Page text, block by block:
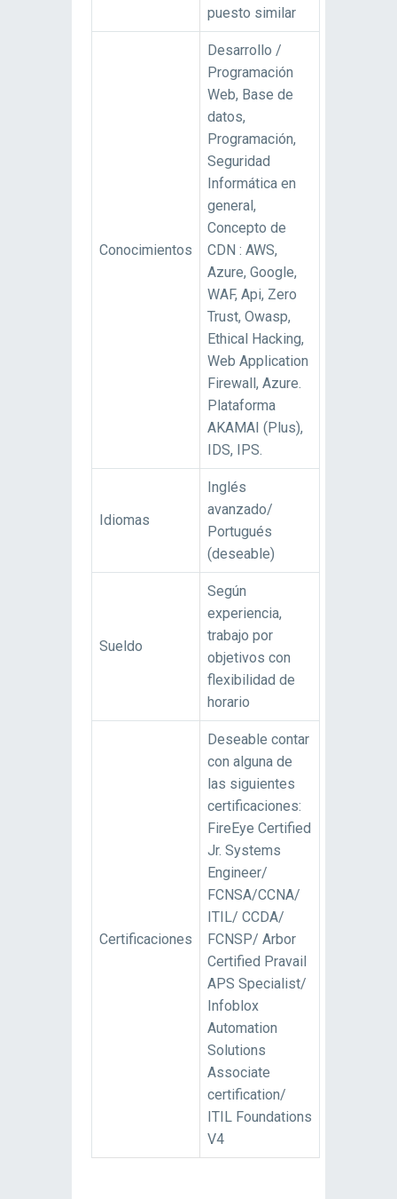
puesto similar
Conocimientos
Desarrollo /
Programación
Web, Base de
datos,
Programación,
Seguridad
Informática en
general,
Concepto de
CDN : AWS,
Azure, Google,
WAF, Api, Zero
Trust, Owasp,
Ethical Hacking,
Web Application
Firewall, Azure.
Plataforma
AKAMAI (Plus),
IDS, IPS.
Idiomas
Inglés
avanzado/
Portugués
(deseable)
Sueldo
Según
experiencia,
trabajo por
objetivos con
flexibilidad de
horario
Certificaciones
Deseable contar
con alguna de
las siguientes
certificaciones:
FireEye Certified
Jr. Systems
Engineer/
FCNSA/CCNA/
ITIL/ CCDA/
FCNSP/ Arbor
Certified Pravail
APS Specialist/
Infoblox
Automation
Solutions
Associate
certification/
ITIL Foundations
V4